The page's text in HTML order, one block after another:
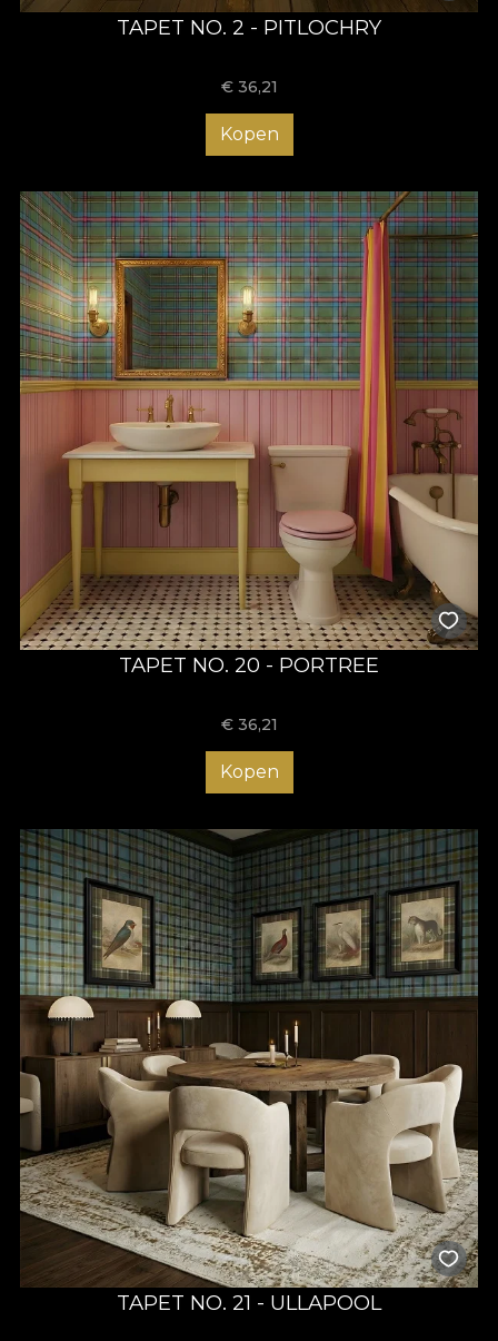
TAPET NO. 2 - PITLOCHRY
€ 36,21
Kopen
TAPET NO. 20 - PORTREE
€ 36,21
Kopen
TAPET NO. 21 - ULLAPOOL